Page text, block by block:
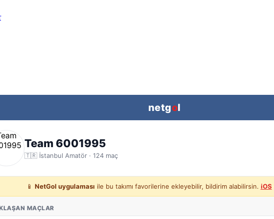
netgol
Team 6001995
🇹🇷 İstanbul Amatör · 124 maç
📱 NetGol uygulaması ile bu takımı favorilerine ekleyebilir, bildirim alabilirsin. iOS
MAÇLAR